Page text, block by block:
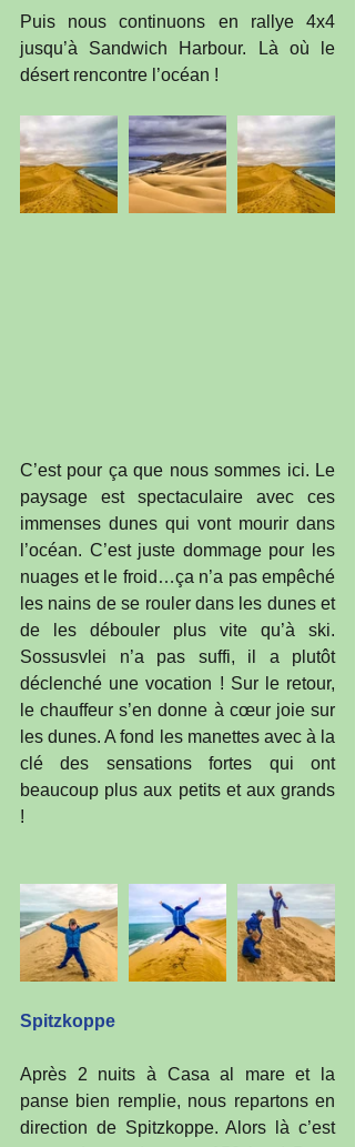
Puis nous continuons en rallye 4x4
jusqu’à Sandwich Harbour. Là où le
désert rencontre l’océan !
C’est pour ça que nous sommes ici. Le
paysage est spectaculaire avec ces
immenses dunes qui vont mourir dans
l’océan. C’est juste dommage pour les
nuages et le froid…ça n’a pas empêché
les nains de se rouler dans les dunes et
de les débouler plus vite qu’à ski.
Sossusvlei n’a pas suffi, il a plutôt
déclenché une vocation ! Sur le retour,
le chauffeur s’en donne à cœur joie sur
les dunes. A fond les manettes avec à la
clé des sensations fortes qui ont
beaucoup plus aux petits et aux grands
!
Spitzkoppe
Après 2 nuits à Casa al mare et la
panse bien remplie, nous repartons en
direction de Spitzkoppe. Alors là c’est